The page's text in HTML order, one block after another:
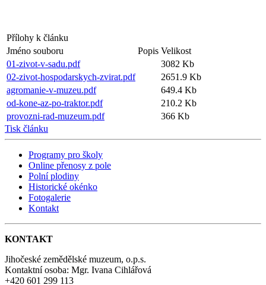
Přílohy k článku
Jméno souboru
Popis Velikost
01-zivot-v-sadu.pdf
3082 Kb
02-zivot-hospodarskych-zvirat.pdf
2651.9 Kb
agromanie-v-muzeu.pdf
649.4 Kb
od-kone-az-po-traktor.pdf
210.2 Kb
provozni-rad-muzeum.pdf
366 Kb
Tisk článku
Programy pro školy
Online přenosy z pole
Polní plodiny
Historické okénko
Fotogalerie
Kontakt
KONTAKT
Jihočeské zemědělské muzeum, o.p.s.
Kontaktní osoba: Mgr. Ivana Cihlářová
+420 601 299 113